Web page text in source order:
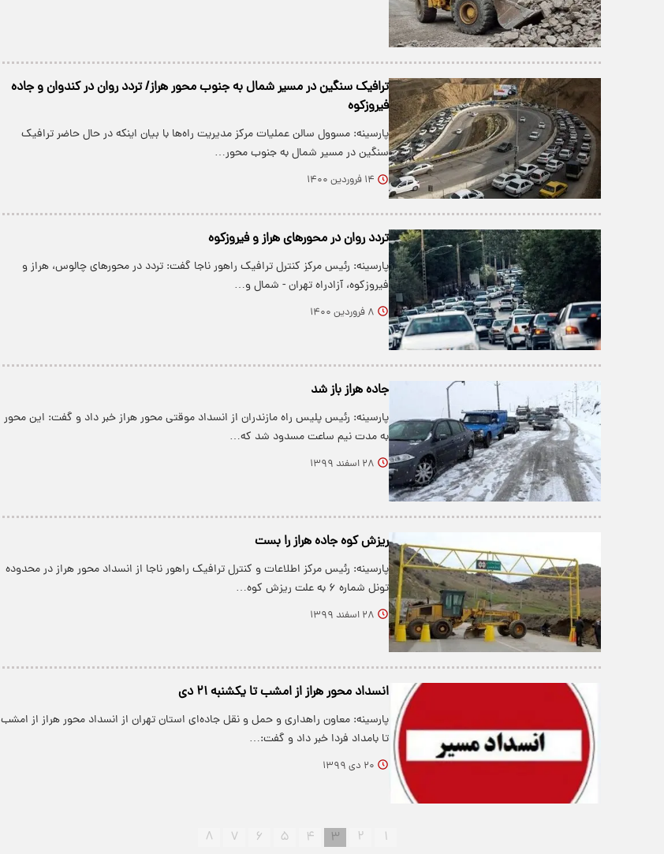
ترافیک سنگین در مسیر شمال به جنوب محور هراز/ تردد روان در کندوان و جاده
فیروزکوه
پارسینه: مسوول سالن عملیات مرکز مدیریت راه‌ها با بیان اینکه در حال حاضر ترافیک
سنگین در مسیر شمال به جنوب محور…
۱۴ فروردین ۱۴۰۰
تردد روان در محور‌های هراز و فیروزکوه
پارسینه: رئیس مرکز کنترل ترافیک راهور ناجا گفت: تردد در محور‌های چالوس، هراز و
فیروزکوه، آزادراه تهران - شمال و…
۸ فروردین ۱۴۰۰
جاده هراز باز شد
پارسینه: رئیس پلیس راه مازندران از انسداد موقتی محور هراز خبر داد و گفت: این محور
به مدت نیم ساعت مسدود شد که…
۲۸ اسفند ۱۳۹۹
ریزش کوه جاده هراز را بست
پارسینه: رئیس مرکز اطلاعات و کنترل ترافیک راهور ناجا از انسداد محور هراز در محدوده
تونل شماره ۶ به علت ریزش کوه…
۲۸ اسفند ۱۳۹۹
انسداد محور هراز از امشب تا یکشنبه ۲۱ دی
پارسینه: معاون راهداری و حمل و نقل جاده‌ای استان تهران از انسداد محور هراز از امشب
تا بامداد فردا خبر داد و گفت:…
۲۰ دی ۱۳۹۹
۱ ۲ ۳ ۴ ۵ ۶ ۷ ۸